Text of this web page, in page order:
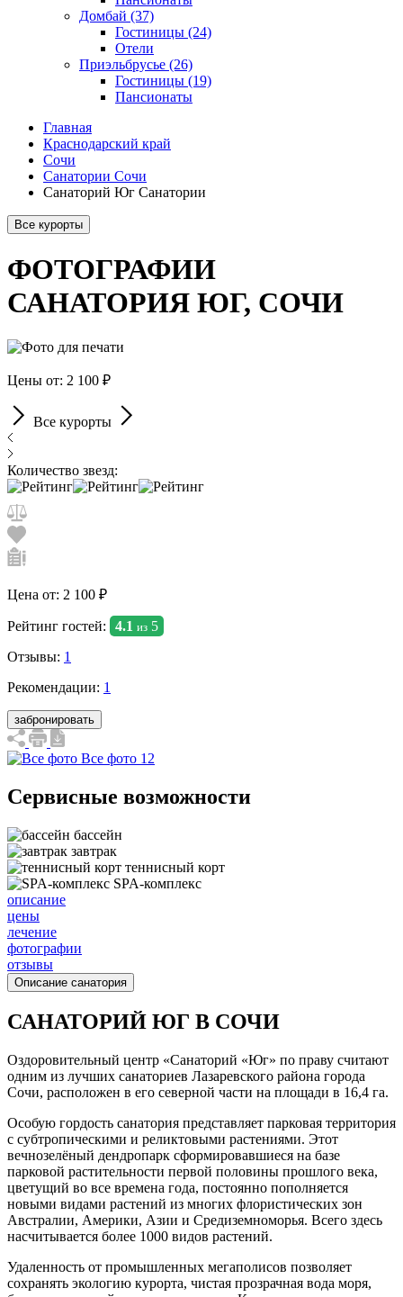
Домбай (37)
Гостиницы (24)
Отели
Приэльбрусье (26)
Гостиницы (19)
Пансионаты
Главная
Краснодарский край
Сочи
Санатории Сочи
Санаторий Юг Санатории
Все курорты
ФОТОГРАФИИ
САНАТОРИЯ ЮГ, СОЧИ
Цены от: 2 100 ₽
Все курорты
Количество звезд:
Цена от: 2 100 ₽
Рейтинг гостей: 4.1 из 5
Отзывы: 1
Рекомендации: 1
забронировать
Все фото 12
Сервисные возможности
бассейн
завтрак
теннисный корт
SPA-комплекс
описание
цены
лечение
фотографии
отзывы
Описание санатория
САНАТОРИЙ ЮГ В СОЧИ
Оздоровительный центр «Санаторий «Юг» по праву считают
одним из лучших санаториев Лазаревского района города
Сочи, расположен в его северной части на площади в 16,4 га.
Особую гордость санатория представляет парковая территория
с субтропическими и реликтовыми растениями. Этот
вечнозелёный дендропарк сформировавшиеся на базе
парковой растительности первой половины прошлого века,
цветущий во все времена года, постоянно пополняется
новыми видами растений из многих флористических зон
Австралии, Америки, Азии и Средиземноморья. Всего здесь
насчитывается более 1000 видов растений.
Удаленность от промышленных мегаполисов позволяет
сохранять экологию курорта, чистая прозрачная вода моря,